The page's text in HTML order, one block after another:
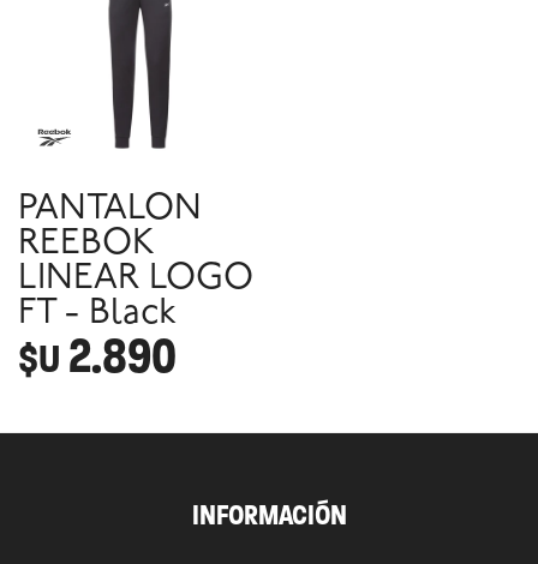
PANTALON
REEBOK
LINEAR LOGO
FT - Black
$U 2.890
INFORMACIÓN